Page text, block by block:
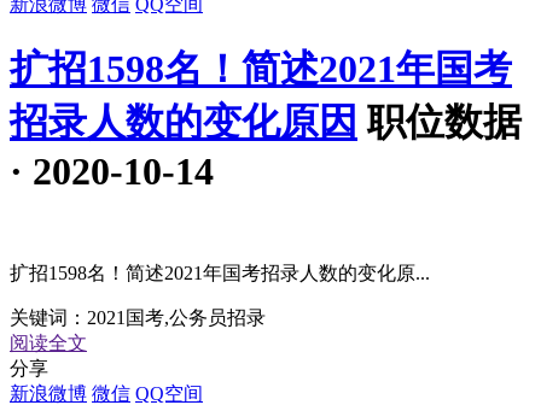
扩招1598名！简述2021年国考
招录人数的变化原因 职位数据
· 2020-10-14
扩招1598名！简述2021年国考招录人数的变化原...
关键词： 2021国考,公务员招录
阅读全文
分享
新浪微博 微信 QQ空间